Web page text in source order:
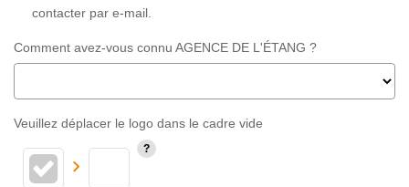
contacter par e-mail.
Comment avez-vous connu AGENCE DE L'ÉTANG ?
Veuillez déplacer le logo dans le cadre vide